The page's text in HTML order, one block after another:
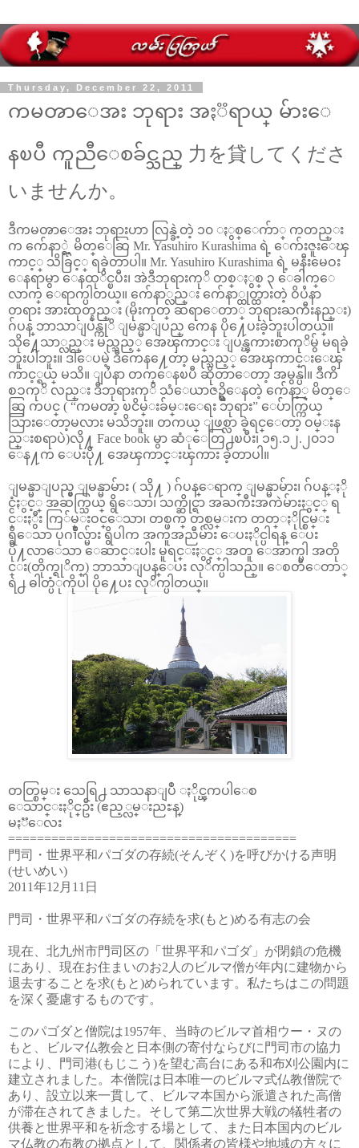
Thursday, December 22, 2011
ကမၻာေအး ဘုရား အႏၱရာယ္ မ်ားေ
နၿပီ ကူညီေစခ်င္သည္ 力を貸してくださ
いませんか。
ဒီကမၻာေအး ဘုရားဟာ လြန္ခဲ့တဲ့ ၁၀ ႏွစ္ေက်ာ္ ကတည္း
က က်ေနာ္ရဲ့ မိတ္ေဆြ Mr. Yasuhiro Kurashima ရဲ့ ေက်းဇူးေၾ
ကာင့္ သိခြင့္ ရခဲ့တာပါ။ Mr. Yasuhiro Kurashima ရဲ့ မနီးမေဝး
ေနရာမွာ ေနထုိင္ၿပီး၊ အဲဒီဘုရားကုိ တစ္ႏွစ္ ၃ ေခါက္ေ
လာက္ ေရာက္ပါတယ္။ က်ေနာ္လည္း က်ေနာ္ထုတ္ထားတဲ့ ဝိပႆနာ
တရား အားထုတ္နည္း (မိုးကုတ္ ဆရာေတာ္ ဘုရားႀကီးနည္း)
ဂ်ပန္ ဘာသာျပန္ကုိ ျမန္မာျပည္ ကေန ပို႔ေပးခဲ့ဘူးပါတယ္။
သို႔ေသာ္လည္း မည္သည့္ အေၾကာင္း ျပန္ၾကားစာကုိမွ် မရခဲ့
ဘူးပါဘူး။ ဒါေပမဲ့ ဒီကေန႔ေတာ့ မည္သည့္ အေၾကာင္းေၾ
ကာင့္ရယ္ မသိ။ ျပႆနာ တက္ေနၿပီ ဆိုတာေတာ့ အမွန္ပါ။ ဒီကိ
စၥကုိ လည္း ဒီဘုရားကုိ သံေယာဇဥ္ရွိေနတဲ့ က်ေနာ့္ မိတ္ေ
ဆြ ကပင္ ( “ကမၻာ့ ၿငိမ္းခ်မ္းေရး ဘုရား” ေပ်ာက္ကြယ္
သြားေတာ့မလား မသိဘူး။ တကယ္ ျဖစ္လာ ခဲ့ရင္ေတာ့ ဝမ္းန
ည္းစရာပဲ)လို႔ Face book မွာ ဆံုေတြ႕ၿပီး၊ ၁၅.၁၂.၂၀၁၁
ေန႔က ေပးပို႔ အေၾကာင္းၾကား ခဲ့တာပါ။
ျမန္မာျပည္မွ ျမန္မာမ်ား ( သို႔ ) ဂ်ပန္ေရာက္ ျမန္မာမ်ား၊ ဂ်ပန္ႏို
င္ငံႏွင့္ အဆက္သြယ္ ရွိေသာ၊ သက္ဆိုင္ရာ အႀကီးအကဲမ်ားႏွင့္ ရ
င္းႏွီး ကြ်မ္းဝင္ေသာ၊ တစ္ဖက္ တစ္လမ္းက တတ္ႏိုင္စြမ္း
ရွိေသာ ပုဂၢိဳလ္မ်ား ရွိပါက အကူအညီမ်ား ေပးႏိုင္ပါရန္ ေပး
ပို႔လာေသာ ေဆာင္းပါး မူရင္းႏွင့္ အတူ ေအာက္ပါ အတို
င္း(တိုက္ရုိက္) ဘာသာျပန္ေပး လုိက္ပါသည္။ ေစတီေတာ္
ရဲ႕ ဓါတ္ပံုကိုပါ ပို႔ေပး လုိက္ပါတယ္။
တတ္စြမ္း သေရြ႕ သာသနာျပဳ ႏိုင္ၾကပါေစ
ေသာင္းႏိုင္ဦး (ဧည့္လမ္းညႊန္)
မႏၱေလး
========================================
門司・世界平和パゴダの存続(そんぞく)を呼びかける声明
(せいめい)
2011年12月11日
門司・世界平和パゴダの存続を求(もと)める有志の会
現在、北九州市門司区の「世界平和パゴダ」が閉鎖の危機
にあり、現在お住まいのお2人のビルマ僧が年内に建物から
退去することを求(もと)められています。私たちはこの問題
を深く憂慮するものです。
このパゴダと僧院は1957年、当時のビルマ首相ウー・ヌの
もと、ビルマ仏教会と日本側の寄付ならびに門司市の協力
により、門司港(もじこう)を望む高台にある和布刈公園内に
建立されました。本僧院は日本唯一のビルマ式仏教僧院で
あり、設立以来一貫して、ビルマ本国から派遣された高僧
が滞在されてきました。そして第二次世界大戦の犠牲者の
供養と世界平和を祈念する場として、また日本国内のビル
マ仏教の布教の拠点として、関係者の皆様や地域の方々に